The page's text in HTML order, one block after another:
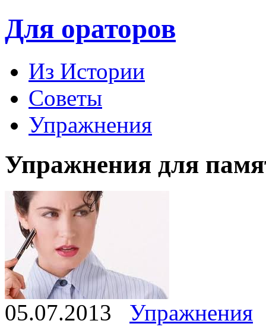
Для ораторов
Из Истории
Советы
Упражнения
Упражнения для
05.07.2013
Упражнения